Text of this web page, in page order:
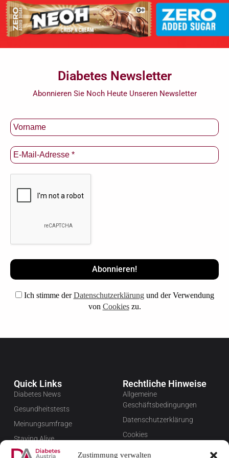
Zustimmung verwalten
Diabetes Newsletter
Abonnieren Sie Noch Heute Unseren Newsletter
Ich stimme derDatenschutzerklärungund der Verwendung
von Cookieszu.
Quick Links
Diabetes News
Gesundheitstests
Meinungsumfrage
Staying Alive
Favoriten
Rechtliche Hinweise
Allgemeine
Geschäftsbedingungen
Datenschutzerklärung
Cookies